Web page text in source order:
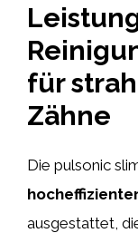
für
Zähne
Die pulsonic
ausgestattet,